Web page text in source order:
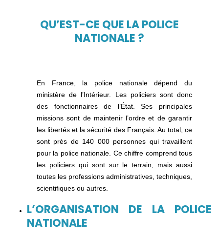
QU’EST-CE QUE LA POLICE
NATIONALE ?
En France, la police nationale dépend du
ministère de l’Intérieur. Les policiers sont donc
des fonctionnaires de l’État. Ses principales
missions sont de maintenir l’ordre et de garantir
les libertés et la sécurité des Français. Au total, ce
sont près de 140 000 personnes qui travaillent
pour la police nationale. Ce chiffre comprend tous
les policiers qui sont sur le terrain, mais aussi
toutes les professions administratives, techniques,
scientifiques ou autres.
L’ORGANISATION DE LA POLICE
NATIONALE